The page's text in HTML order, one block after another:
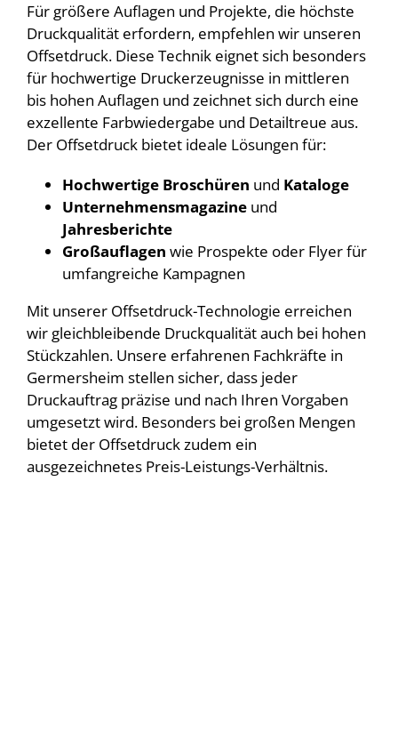
Für größere Auflagen und Projekte, die höchste
Druckqualität erfordern, empfehlen wir unseren
Offsetdruck. Diese Technik eignet sich besonders
für hochwertige Druckerzeugnisse in mittleren
bis hohen Auflagen und zeichnet sich durch eine
exzellente Farbwiedergabe und Detailtreue aus.
Der Offsetdruck bietet ideale Lösungen für:
Hochwertige Broschüren und Kataloge
Unternehmensmagazineund
Jahresberichte
Großauflagen wie Prospekte oder Flyer für
umfangreiche Kampagnen
Mit unserer Offsetdruck-Technologie erreichen
wir gleichbleibende Druckqualität auch bei hohen
Stückzahlen. Unsere erfahrenen Fachkräfte in
Germersheim stellen sicher, dass jeder
Druckauftrag präzise und nach Ihren Vorgaben
umgesetzt wird. Besonders bei großen Mengen
bietet der Offsetdruck zudem ein
ausgezeichnetes Preis-Leistungs-Verhältnis.